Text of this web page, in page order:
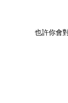
也許你會